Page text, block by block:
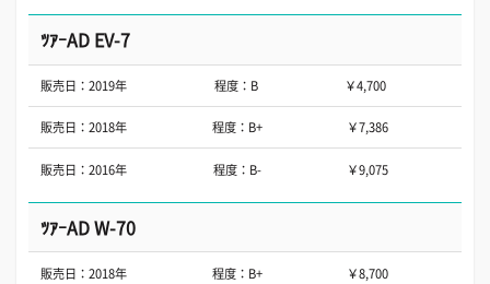
ﾂｱｰAD EV-7
販売日：2019年 程度：B ￥4,700
販売日：2018年 程度：B+ ￥7,386
販売日：2016年 程度：B- ￥9,075
ﾂｱｰAD W-70
販売日：2018年 程度：B+ ￥8,700